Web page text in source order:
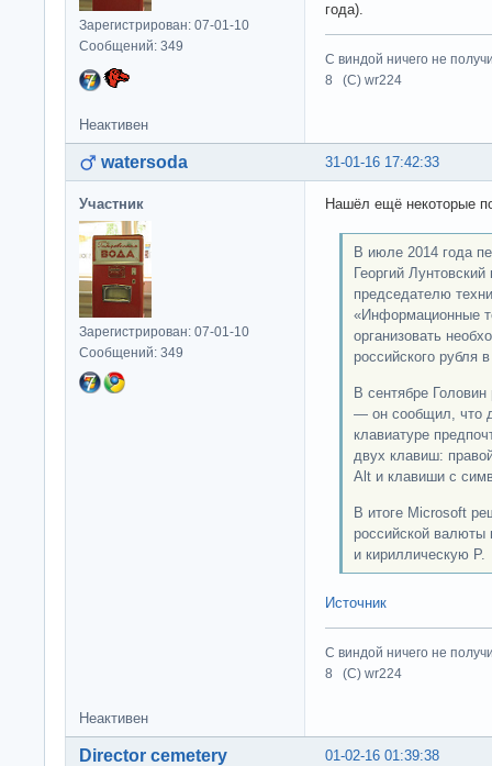
Зарегистрирован: 07-01-10
Сообщений: 349
года).
С виндой ничего не
8 (C) wr224
Неактивен
31-01-16 17:42:33
watersoda
Участник
Зарегистрирован: 07-01-10
Сообщений: 349
Нашёл ещё некоторые
В июле 2014 года
Георгий
председателю
«Информационные
организовать
российского рубля
В сентябре
— он сообщил, что
клавиатуре
двух клавиш:
Alt и клавиши с
В итоге Microsoft
российской
и кириллическую Р.
Источник
С виндой ничего не
8 (C) wr224
Неактивен
01-02-16 01:39:38
Director cemetery